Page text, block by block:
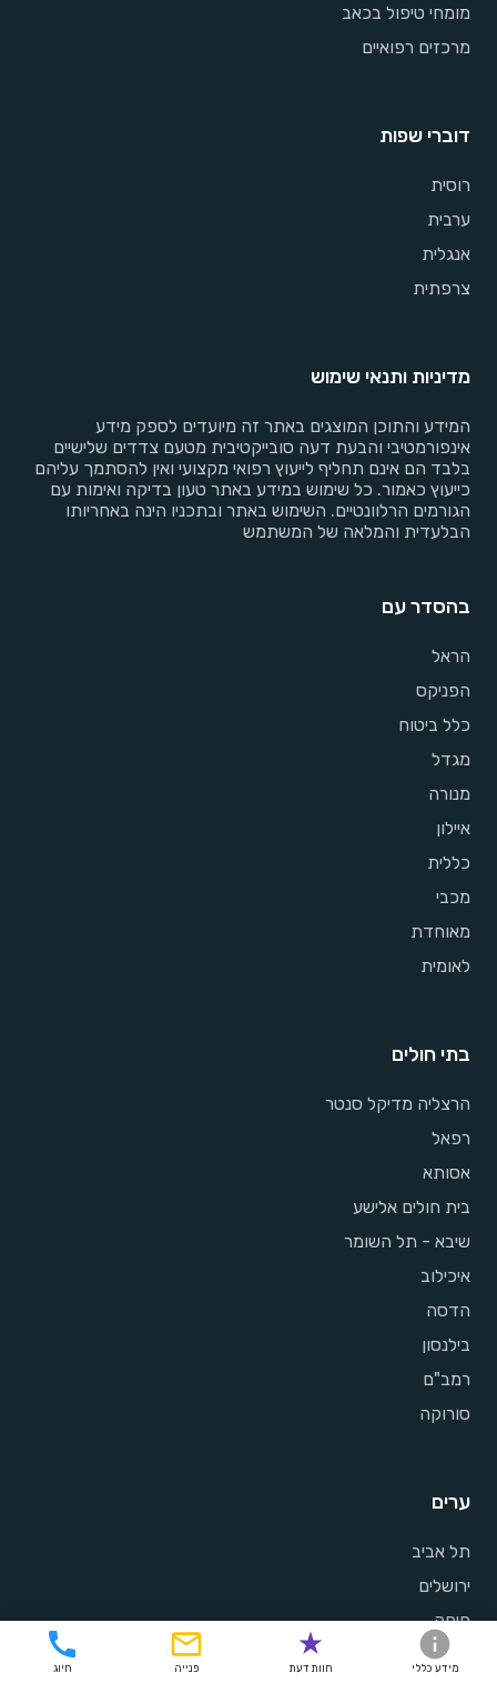
מומחי טיפול בכאב
מרכזים רפואיים
דוברי שפות
רוסית
ערבית
אנגלית
צרפתית
מדיניות ותנאי שימוש
המידע והתוכן המוצגים באתר זה מיועדים לספק מידע
אינפורמטיבי והבעת דעה סובייקטיבית מטעם צדדים שלישיים
בלבד הם אינם תחליף לייעוץ רפואי מקצועי ואין להסתמך עליהם
כייעוץ כאמור. כל שימוש במידע באתר טעון בדיקה ואימות עם
הגורמים הרלוונטיים. השימוש באתר ובתכניו הינה באחריותו
הבלעדית והמלאה של המשתמש
בהסדר עם
הראל
הפניקס
כלל ביטוח
מגדל
מנורה
איילון
כללית
מכבי
מאוחדת
לאומית
בתי חולים
הרצליה מדיקל סנטר
רפאל
אסותא
בית חולים אלישע
שיבא - תל השומר
איכילוב
הדסה
בילנסון
רמב"ם
סורוקה
ערים
תל אביב
ירושלים
חיפה
באר שבע
מידע כללי חוות דעת פנייה חיוג